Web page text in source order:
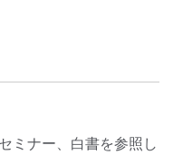
ミナー、白書を参照し